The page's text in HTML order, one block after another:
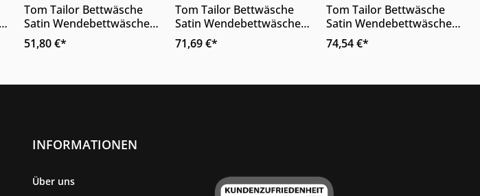
die Schaltflächen, um die Anzahl zu erhöhen oder zu
Wert ein oder benutze die Schaltflächen, um die Anzahl
Gib den gewünschten Wert ein oder benutze die
Produkt Anzahl: Gib den gewünschten Wert ein oder
Tom Tailor Bettwäsche
Satin Wendebettwäsche
Türkis Dunkeltürkis
Wendemotiv 220 x 155 cm
51,80 €*
Produkt Anzahl: Gib den
Tom Tailor Bettwäsche
Satin Wendebettwäsche
Dunkelorange Orange
Wendemotiv 220 x 155 cm
71,69 €*
Produkt Anzahl:
Tom Tailor Bettwäsche
Satin Wendebettwäsche
Blau Weiß Wendemotiv
220 x 155 cm
74,54 €*
INFORMATIONEN
Über uns